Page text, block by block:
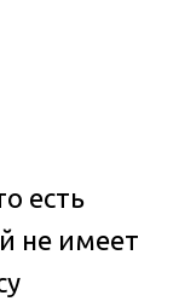
есть
не имеет